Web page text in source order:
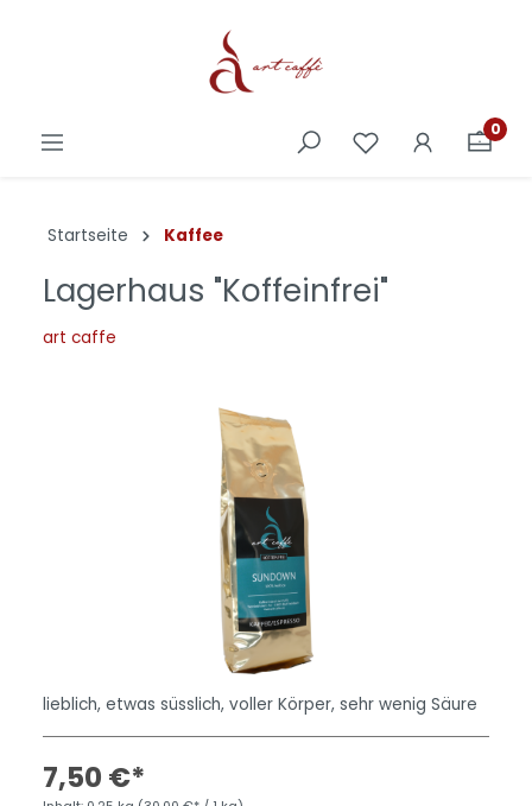
0
Startseite Kaffee
Lagerhaus "Koffeinfrei"
art caffe
lieblich, etwas süsslich, voller Körper, sehr wenig Säure
7,50 €*